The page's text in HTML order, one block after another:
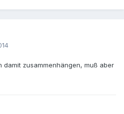
damit zusammenhängen, muß aber